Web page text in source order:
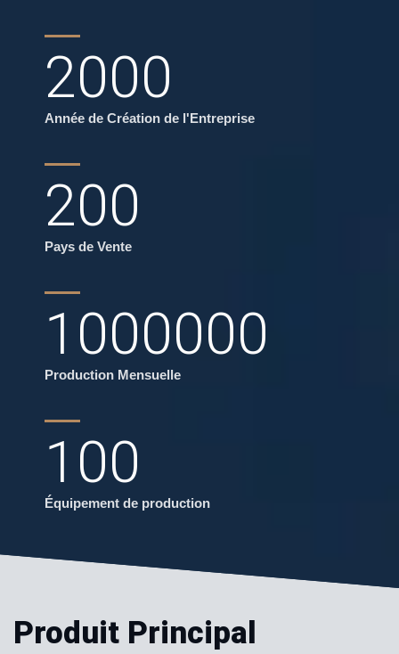
2000
Année de Création de l'Entreprise
200
Pays de Vente
1000000
Production Mensuelle
100
Équipement de production
Produit Principal